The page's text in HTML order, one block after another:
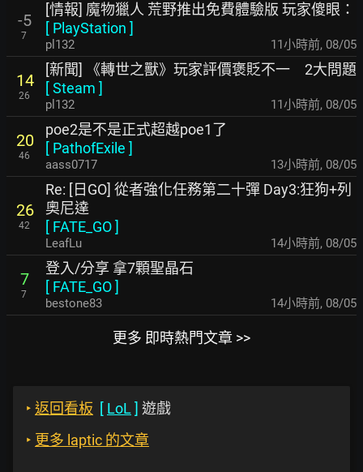
-5
7
[情報] 魔物獵人 荒野推出免費體驗版 玩家傻眼：
[ PlayStation ]
pl132 11小時前, 08/05
14
26
[新聞] 《轉世之獸》玩家評價褒貶不一 2大問題
[Steam ]
pl132 11小時前, 08/05
20
46
poe2是不是正式超越poe1了
[ PathofExile ]
aass0717 13小時前, 08/05
26
42
Re: [日GO] 從者強化任務第二十彈 Day3:狂狗+列
奧尼達
[ FATE_GO]
LeafLu 14小時前, 08/05
7
7
登入/分享 拿7顆聖晶石
[ FATE_GO]
bestone83 14小時前, 08/05
更多 即時熱門文章 >>
‣ 返回看板 [ LoL ] 遊戲
‣ 更多 laptic 的文章